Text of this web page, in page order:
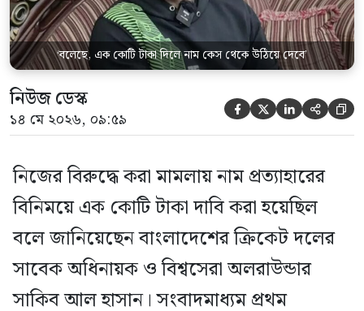
‘বলেছে, এক কোটি টাকা দিলে নাম কেস থেকে উঠিয়ে দেবে’
নিউজ ডেস্ক
১৪ মে ২০২৬, ০৯:৫৯     
নিজের বিরুদ্ধে করা মামলায় নাম প্রত্যাহারের
বিনিময়ে এক কোটি টাকা দাবি করা হয়েছিল
বলে জানিয়েছেন বাংলাদেশের ক্রিকেট দলের
সাবেক অধিনায়ক ও বিশ্বসেরা অলরাউন্ডার
সাকিব আল হাসান। সংবাদমাধ্যম প্রথম